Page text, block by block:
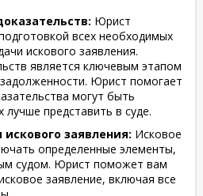
Юрист
всех необходимых
искового заявления.
является ключевым этапом
Юрист помогает
могут быть
лучше представить в суде.
заявления: Исковое
определенные элементы,
судом. Юрист поможет вам
заявление, включая все